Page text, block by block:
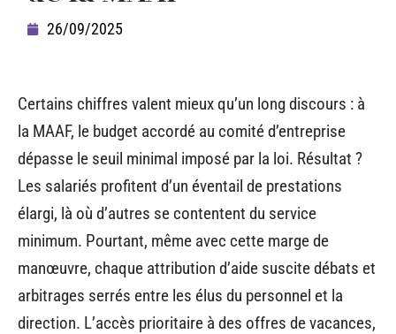
26/09/2025
Certains chiffres valent mieux qu’un long discours : à
la MAAF, le budget accordé au comité d’entreprise
dépasse le seuil minimal imposé par la loi. Résultat ?
Les salariés profitent d’un éventail de prestations
élargi, là où d’autres se contentent du service
minimum. Pourtant, même avec cette marge de
manœuvre, chaque attribution d’aide suscite débats et
arbitrages serrés entre les élus du personnel et la
direction. L’accès prioritaire à des offres de vacances,